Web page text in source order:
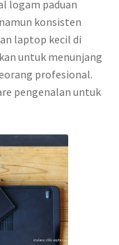
logam paduan
konsisten
laptop kecil di
untuk menunjang
profesional.
pengenalan untuk